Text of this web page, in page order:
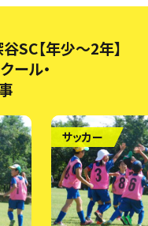
SC【年少～2年】
ール・
サッカー